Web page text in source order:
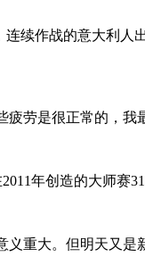
续作战的意大利
劳是很正常的，
年创造的大师赛31
重大。但明天又是